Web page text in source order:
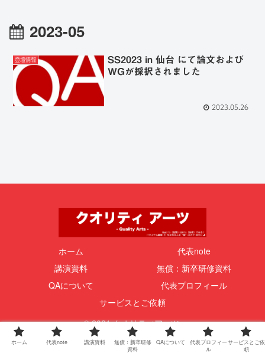
2023-05
登壇情報
SS2023 in 仙台 にて論文および
WGが採択されました
2023.05.26
ホーム
代表note
講演資料
無償：新卒研修資料
QAについて
代表プロフィール
サービスとご依頼
© 2021 クオリティアーツ.
ホーム 代表note 講演資料
無償：新卒研修
資料
QAについて
代表プロフィー
ル
サービスとご依
頼